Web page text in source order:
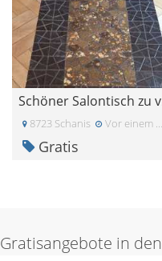
8723 Schanis Vor einem
Gratis
Gratisangebote in